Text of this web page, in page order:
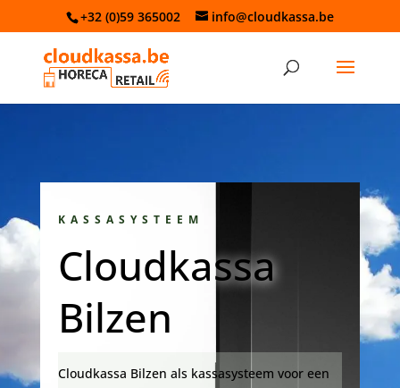
+32 (0)59 365002 info@cloudkassa.be
KASSASYSTEEM
Cloudkassa
Bilzen
Cloudkassa Bilzen als kassasysteem voor een